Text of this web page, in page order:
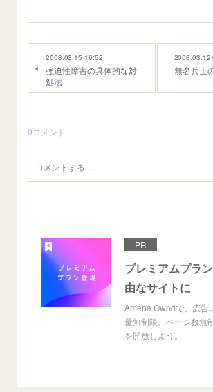
2008.03.15 16:52
強迫性障害の具体的な対
処法
2008.03.12
無名兵士
0コメント
PR
プレミアムプラ
由なサイトに
Ameba Owndで、広告
量無制限、ページ数無
を開放しよう。